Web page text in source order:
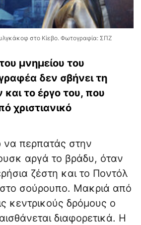
στο Κίεβο. Φωτογραφία: ΣΠΖ
μνημείου του
δεν σβήνει τη
και το έργο του, που
χριστιανικό
να περπατάς στην
αργά το βράδυ, όταν
ζέστη και το Ποντόλ
στο σούρουπο. Μακριά από
κεντρικούς δρόμους ο
διαφορετικά. Η